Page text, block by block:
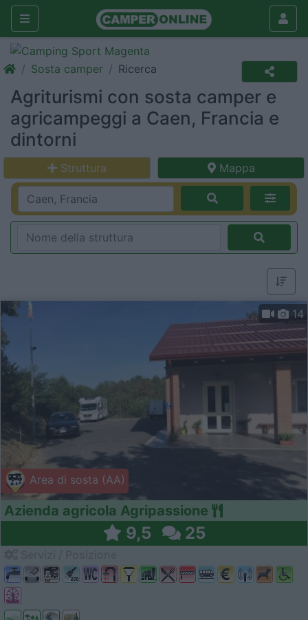
Sosta camper Ricerca
Agriturismi con sosta camper e
agricampeggi a Caen, Francia e
dintorni
Struttura Mappa
Area di sosta (AA)
14
Azienda agricola Agripassione
9,5 25